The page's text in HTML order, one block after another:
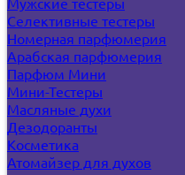
Селективные тестеры
Номерная парфюмерия
Арабская парфюмерия
Парфюм Мини
Мини-Тестеры
Масляные духи
Дезодоранты
Косметика
Атомайзер для духов